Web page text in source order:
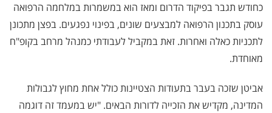
כחודש תגבר בפיקוד הדרום ומאז הוא במשמרות במלחמה הרפואה
עוסק בתכנון הרפואה למבצעים שונים, בפינוי נפגעים. בפצן מתכונן
לתכניות כאלה ואחרות. זאת במקביל לעבודתי כמנהל מרחב בקופ"ח
מאוחדת.
אביטן שזכה בעבר בתעודות הצטיינות כולל אחת מחוץ לגבולות
המדינה, מקדיש את הזכייה לדורות הבאים. "יש במעמד זה דוגמה